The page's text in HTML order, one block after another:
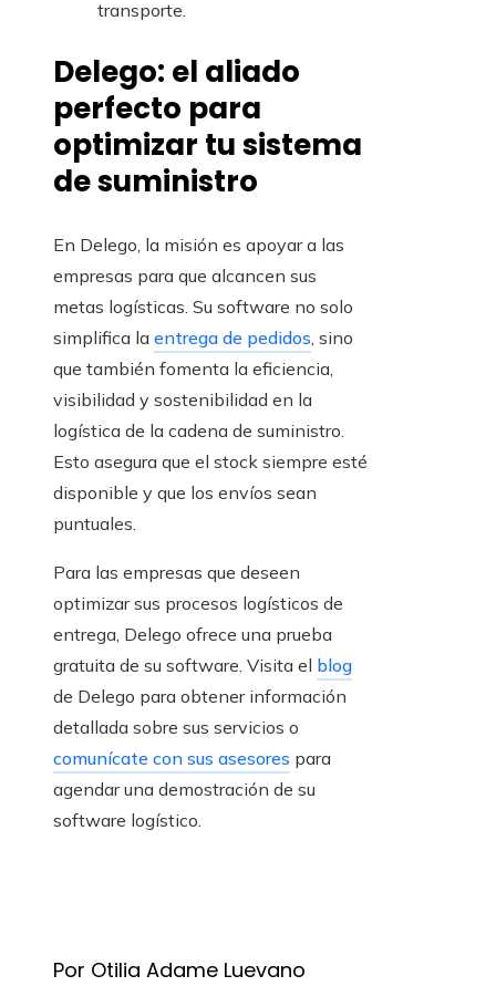
transporte.
Delego: el aliado
perfecto para
optimizar tu sistema
de suministro
En Delego, la misión es apoyar a las
empresas para que alcancen sus
metas logísticas. Su software no solo
simplifica la entrega de pedidos, sino
que también fomenta la eficiencia,
visibilidad y sostenibilidad en la
logística de la cadena de suministro.
Esto asegura que el stock siempre esté
disponible y que los envíos sean
puntuales.
Para las empresas que deseen
optimizar sus procesos logísticos de
entrega, Delego ofrece una prueba
gratuita de su software. Visita el blog
de Delego para obtener información
detallada sobre sus servicios o
comunícate con sus asesores para
agendar una demostración de su
software logístico.
Por Otilia Adame Luevano